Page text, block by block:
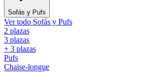
Sofás y Pufs
Ver todo Sofás y Pufs
2 plazas
3 plazas
+ 3 plazas
Pufs
Chaise-longue